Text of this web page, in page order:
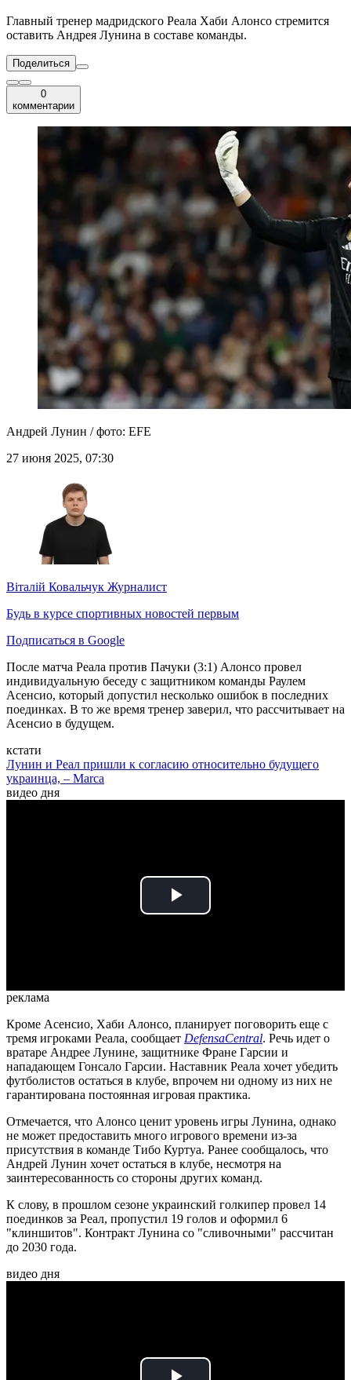
Главный тренер мадридского Реала Хаби Алонсо стремится
оставить Андрея Лунина в составе команды.
Поделиться
0
комментарии
Андрей Лунин / фото: EFE
27 июня 2025, 07:30
Віталій Ковальчук Журналист
Будь в курсе спортивных новостей первым
Подписаться в Google
После матча Реала против Пачуки (3:1) Алонсо провел
индивидуальную беседу с защитником команды Раулем
Асенсио, который допустил несколько ошибок в последних
поединках. В то же время тренер заверил, что рассчитывает на
Асенсио в будущем.
кстати
Лунин и Реал пришли к согласию относительно будущего
украинца, – Marca
видео дня
Play
реклама
Кроме Асенсио, Хаби Алонсо, планирует поговорить еще с
тремя игроками Реала, сообщает DefensaCentral. Речь идет о
вратаре Андрее Лунине, защитнике Фране Гарсии и
нападающем Гонсало Гарсии. Наставник Реала хочет убедить
футболистов остаться в клубе, впрочем ни одному из них не
гарантирована постоянная игровая практика.
Отмечается, что Алонсо ценит уровень игры Лунина, однако
не может предоставить много игрового времени из-за
присутствия в команде Тибо Куртуа. Ранее сообщалось, что
Андрей Лунин хочет остаться в клубе, несмотря на
заинтересованность со стороны других команд.
К слову, в прошлом сезоне украинский голкипер провел 14
поединков за Реал, пропустил 19 голов и оформил 6
"клиншитов". Контракт Лунина со "сливочными" рассчитан
до 2030 года.
видео дня